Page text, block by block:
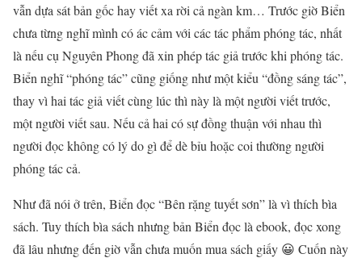
vẫn dựa sát bản gốc hay viết xa rời cả ngàn km… Trước giờ Biển
chưa từng nghĩ mình có ác cảm với các tác phẩm phóng tác, nhất
là nếu cụ Nguyên Phong đã xin phép tác giả trước khi phóng tác.
Biển nghĩ “phóng tác” cũng giống như một kiểu “đồng sáng tác”,
thay vì hai tác giả viết cùng lúc thì này là một người viết trước,
một người viết sau. Nếu cả hai có sự đồng thuận với nhau thì
người đọc không có lý do gì để dè bỉu hoặc coi thường người
phóng tác cả.
Như đã nói ở trên, Biển đọc “Bên rặng tuyết sơn” là vì thích bìa
sách. Tuy thích bìa sách nhưng bản Biển đọc là ebook, đọc xong
đã lâu nhưng đến giờ vẫn chưa muốn mua sách giấy 😀 Cuốn này